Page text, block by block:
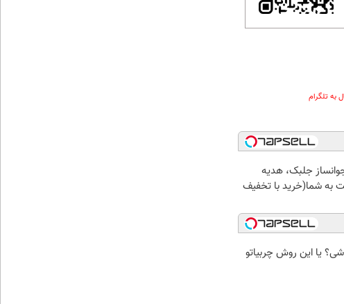
به تلگرام
جلبک، هدیه
به شما(خرید با تخفیف
یا این روش چربیاتو